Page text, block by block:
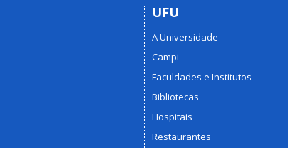
UFU
A Universidade
Campi
Faculdades e Institutos
Bibliotecas
Hospitais
Restaurantes